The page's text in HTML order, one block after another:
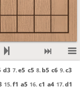
d3 7.e5 c5 8. b5 c6 9.c3
15.f1 a5 16. c1 a4 17.d1